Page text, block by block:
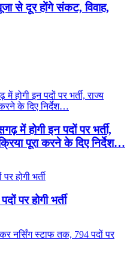
से दूर होंगे संकट, विवाह,
में होगी इन पदों पर भर्ती,
पूरा करने के दिए निर्देश…
पर होगी भर्ती